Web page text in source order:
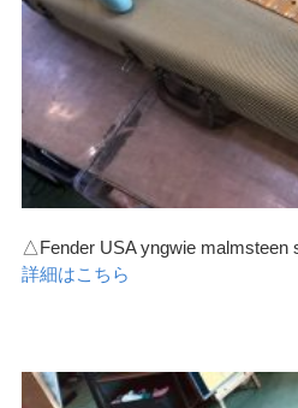
△Fender USA yngwie malmsteen
詳細はこちら